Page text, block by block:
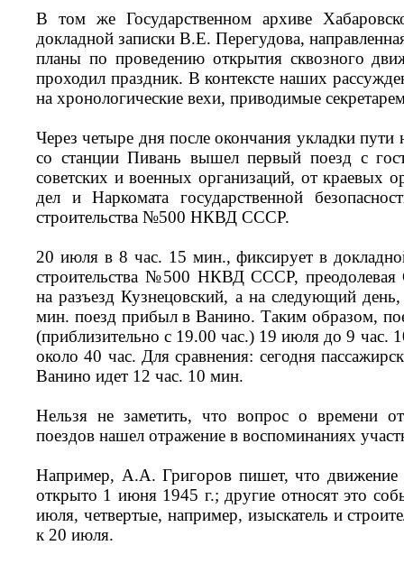
В том же Государственном архиве
докладной записки В.Е. Перегудова,
планы по проведению открытия сквозного
проходил праздник. В контексте наших
на хронологические вехи, приводимые
Через четыре дня после окончания укладки
со станции Пивань вышел первый поезд с
советских и военных организаций, от краевых
дел и Наркомата государственной
строительства №500 НКВД СССР.
20 июля в 8 час. 15 мин., фиксирует в
строительства №500 НКВД СССР, преодолевая
на разъезд Кузнецовский, а на следующий
мин. поезд прибыл в Ванино. Таким образом,
(приблизительно с 19.00 час.) 19 июля до 9 час.
около 40 час. Для сравнения: сегодня
Ванино идет 12 час. 10 мин.
Нельзя не заметить, что вопрос о времени
поездов нашел отражение в воспоминаниях
Например, А.А. Григоров пишет, что движение
открыто 1 июня 1945 г.; другие относят это
июля, четвертые, например, изыскатель и
к 20 июля.